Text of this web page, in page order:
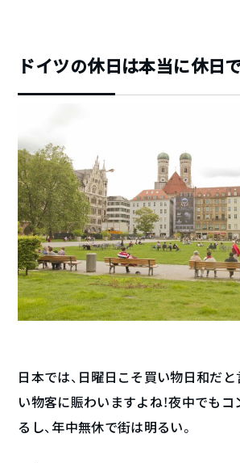
ドイツの休日は本当に休日
日本では、日曜日こそ買い物日和だ
い物客に賑わいますよね！夜中でも
るし、年中無休で街は明るい。